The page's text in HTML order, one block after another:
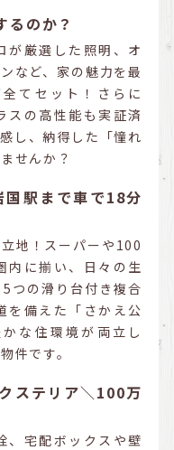
るのか？
が厳選した照明、オ
など、家の魅力を最
てセット！さらに
スの高性能も実証済
し、納得した「憧れ
せんか？
駅まで車で18分
地！スーパーや100
内に揃い、日々の生
つの滑り台付き複合
を備えた「さかえ公
な住環境が両立し
件です。
ステリア＼100万
、宅配ボックスや壁